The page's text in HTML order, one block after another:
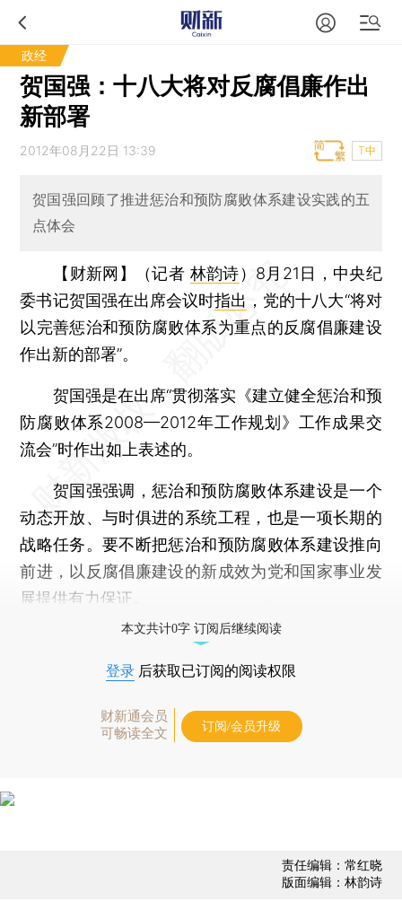
政经
贺国强：十八大将对反腐倡廉作出
新部署
2012年08月22日 13:39 T中
贺国强回顾了推进惩治和预防腐败体系建设实践的五
点体会
【财新网】（记者 林韵诗） 8月21日，中央纪
委书记贺国强在出席会议时指出 ，党的十八大“将对
以完善惩治和预防腐败体系为重点的反腐倡廉建设
作出新的部署”。
贺国强是在出席“贯彻落实《建立健全惩治和预
防腐败体系2008—2012年工作规划》工作成果交
流会”时作出如上表述的。
贺国强强调，惩治和预防腐败体系建设是一个
动态开放、与时俱进的系统工程，也是一项长期的
战略任务。要不断把惩治和预防腐败体系建设推向
前进，以反腐倡廉建设的新成效为党和国家事业发
展提供有力保证。
本文共计0字 订阅后继续阅读
登录 后获取已订阅的阅读权限
财新通会员
可畅读全文
订阅/会员升级
责任编辑：常红晓
版面编辑：林韵诗